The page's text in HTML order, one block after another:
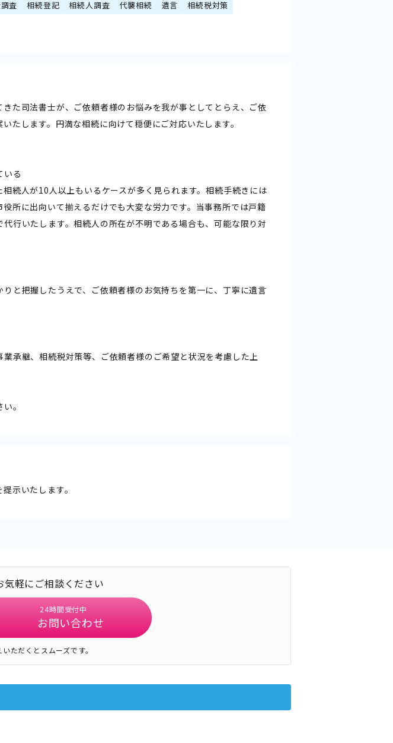
査 相続登記 相続人調査 代襲相続 遺言
相続税対策
た司法書士が、ご依頼者様のお悩みを我が事としてとらえ、ご依
たします。円満な相続に向けて穏便にご対応いたします。
いる
続人が10人以上もいるケースが多く見られます。相続手続きには
所に出向いて揃えるだけでも大変な労力です。当事務所では戸籍
行いたします。相続人の所在が不明である場合も、可能な限り対
と把握したうえで、ご依頼者様のお気持ちを第一に、丁寧に遺言
承継、相続税対策等、ご依頼者様のご希望と状況を考慮した上
。
示いたします。
気軽にご相談ください
24時間受付中
お問い合わせ
ただくとスムーズです。